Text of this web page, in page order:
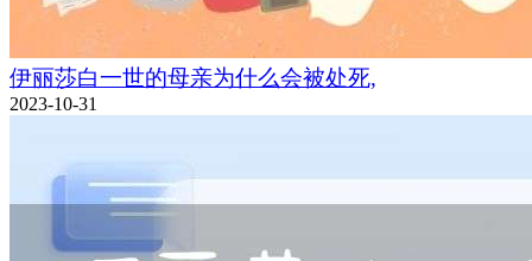
伊丽莎白一世的母亲为什么会被处死,
2023-10-31